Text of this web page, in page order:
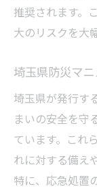
推奨されます。
大のリスクを大
埼玉県防災マ
埼玉県が発行す
まいの安全を守
ています。これ
れに対する備え
特に、応急処置